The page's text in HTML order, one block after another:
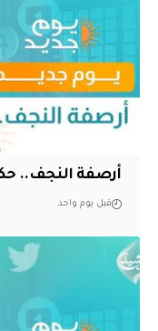
أرصفة النجف..
قبل يوم واحد